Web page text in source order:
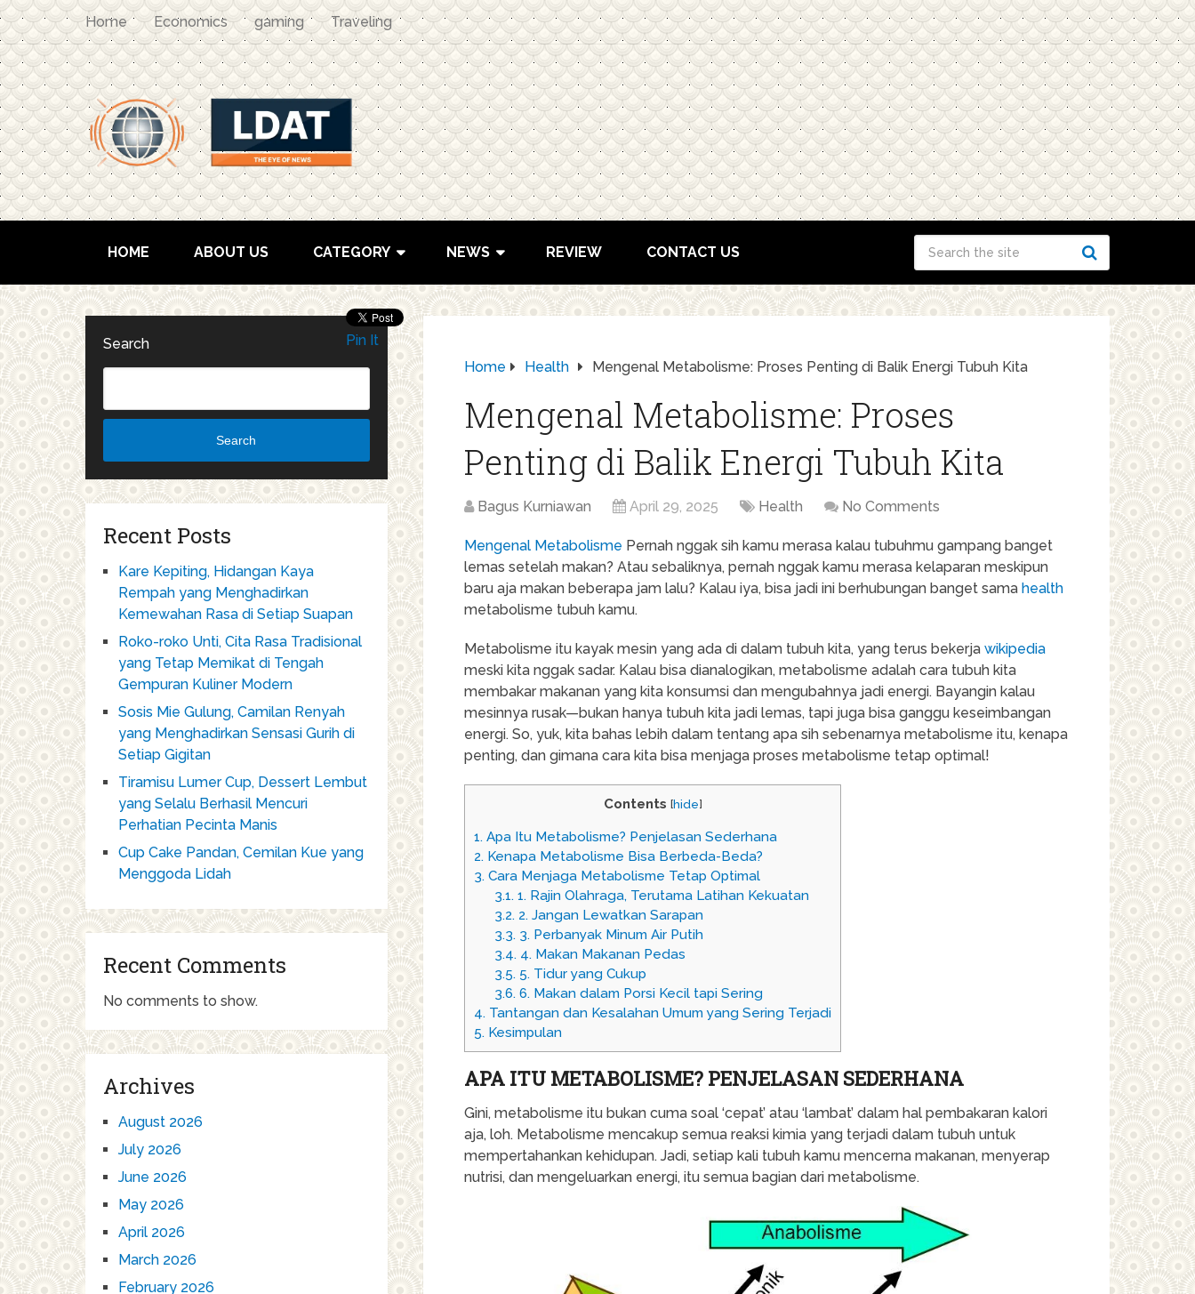
Home Economics gaming Traveling
HOME ABOUT US CATEGORY NEWS REVIEW CONTACT US
Home Health Mengenal Metabolisme: Proses Penting di Balik Energi Tubuh Kita
Mengenal Metabolisme: Proses
Penting di Balik Energi Tubuh Kita
Bagus Kurniawan April 29, 2025 Health No Comments
Mengenal Metabolisme Pernah nggak sih kamu merasa kalau tubuhmu gampang banget
lemas setelah makan? Atau sebaliknya, pernah nggak kamu merasa kelaparan meskipun
baru aja makan beberapa jam lalu? Kalau iya, bisa jadi ini berhubungan banget sama health
metabolisme tubuh kamu.
Metabolisme itu kayak mesin yang ada di dalam tubuh kita, yang terus bekerja wikipedia
meski kita nggak sadar. Kalau bisa dianalogikan, metabolisme adalah cara tubuh kita
membakar makanan yang kita konsumsi dan mengubahnya jadi energi. Bayangin kalau
mesinnya rusak—bukan hanya tubuh kita jadi lemas, tapi juga bisa ganggu keseimbangan
energi. So, yuk, kita bahas lebih dalam tentang apa sih sebenarnya metabolisme itu, kenapa
penting, dan gimana cara kita bisa menjaga proses metabolisme tetap optimal!
Contents [hide]
1. Apa Itu Metabolisme? Penjelasan Sederhana
2. Kenapa Metabolisme Bisa Berbeda-Beda?
3. Cara Menjaga Metabolisme Tetap Optimal
3.1.1. Rajin Olahraga, Terutama Latihan Kekuatan
3.2.2. Jangan Lewatkan Sarapan
3.3.3. Perbanyak Minum Air Putih
3.4.4. Makan Makanan Pedas
3.5.5. Tidur yang Cukup
3.6.6. Makan dalam Porsi Kecil tapi Sering
4. Tantangan dan Kesalahan Umum yang Sering Terjadi
5. Kesimpulan
APA ITU METABOLISME? PENJELASAN SEDERHANA
Gini, metabolisme itu bukan cuma soal ‘cepat’ atau ‘lambat’ dalam hal pembakaran kalori
aja, loh. Metabolisme mencakup semua reaksi kimia yang terjadi dalam tubuh untuk
mempertahankan kehidupan. Jadi, setiap kali tubuh kamu mencerna makanan, menyerap
nutrisi, dan mengeluarkan energi, itu semua bagian dari metabolisme.
Pin It
Search
Search
Recent Posts
Kare Kepiting, Hidangan Kaya
Rempah yang Menghadirkan
Kemewahan Rasa di Setiap Suapan
Roko-roko Unti, Cita Rasa Tradisional
yang Tetap Memikat di Tengah
Gempuran Kuliner Modern
Sosis Mie Gulung, Camilan Renyah
yang Menghadirkan Sensasi Gurih di
Setiap Gigitan
Tiramisu Lumer Cup, Dessert Lembut
yang Selalu Berhasil Mencuri
Perhatian Pecinta Manis
Cup Cake Pandan, Cemilan Kue yang
Menggoda Lidah
Recent Comments
No comments to show.
Archives
August 2026
July 2026
June 2026
May 2026
April 2026
March 2026
February 2026